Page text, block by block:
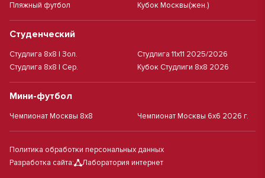
Пляжный футбол Кубок Москвы(жен.)
Студенческий
Студлига 8х8 | Зол.
Студлига 8х8 | Сер.
Студлига 11х11 2025/2026
Кубок Студлиги 8х8 2026
Мини-футбол
Чемпионат Москвы 8х8 Чемпионат Москвы 6х6 2026 г.
Политика обработки персональных данных
Разработка сайта:
Лаборатория интернет